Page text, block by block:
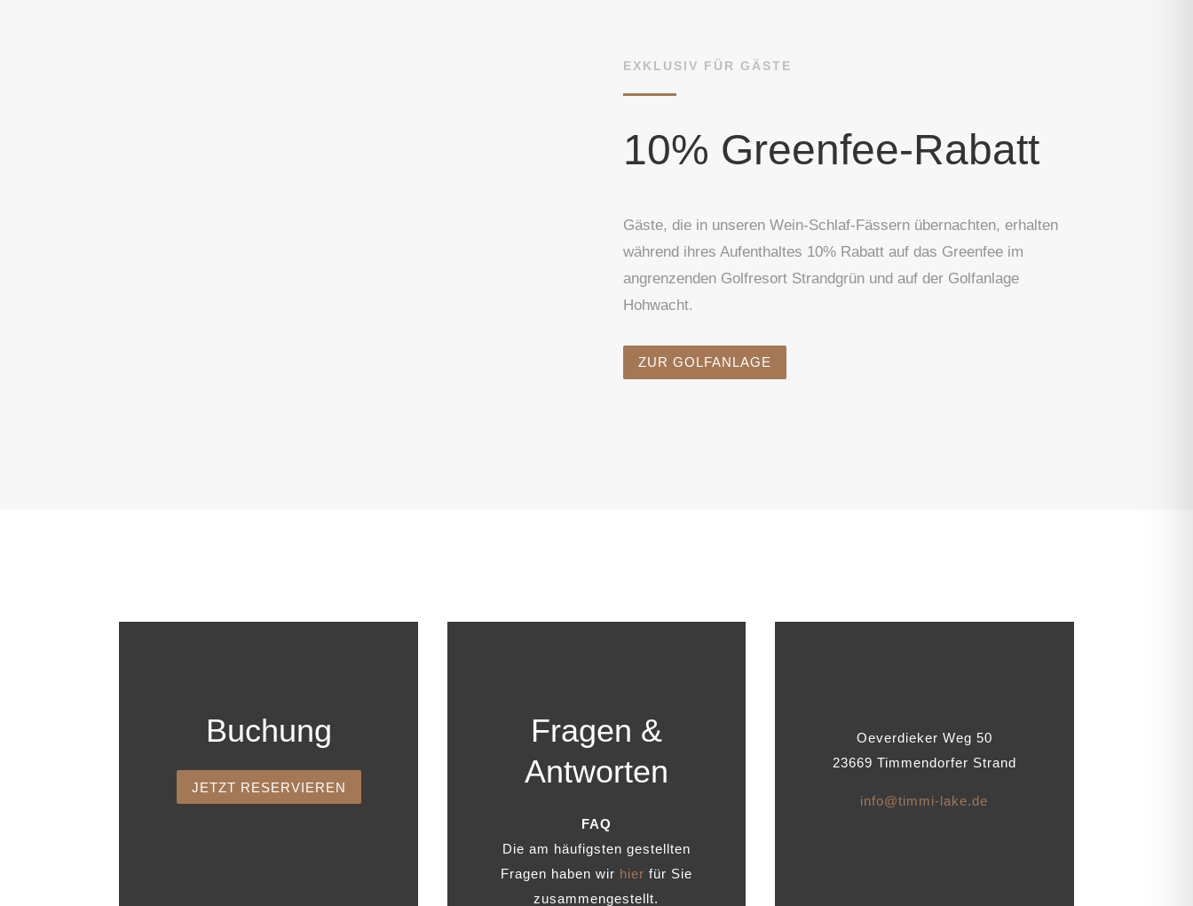
EXKLUSIV FÜR GÄSTE
10% Greenfee-Rabatt
Gäste, die in unseren Wein-Schlaf-Fässern übernachten, erhalten
während ihres Aufenthaltes 10% Rabatt auf das Greenfee im
angrenzenden Golfresort Strandgrün und auf der Golfanlage
Hohwacht.
ZUR GOLFANLAGE
Buchung
JETZT RESERVIEREN
Fragen &
Antworten
FAQ
Die am häufigsten gestellten
Fragen haben wir hier für Sie
zusammengestellt.
Oeverdieker Weg 50
23669 Timmendorfer Strand
info@timmi-lake.de